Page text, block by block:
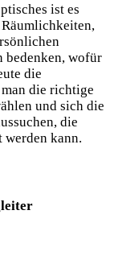
ist es
bedenken, wofür
die
die richtige
und sich die
die
werden kann.